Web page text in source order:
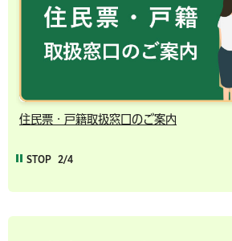
千葉市の電子行政サービス
STOP 3/4